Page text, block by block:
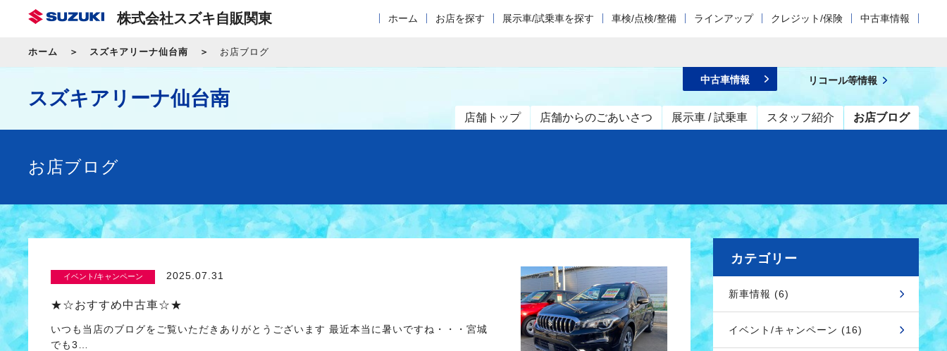
株式会社スズキ自販関東 ホーム お店を探す 展示車/試乗車を探す 車検/点検/整備 ラインアップ クレジット/保険 中古車情報
ホーム スズキアリーナ仙台南 お店ブログ
スズキアリーナ仙台南
店舗トップ 店舗からのごあいさつ 展示車 / 試乗車 スタッフ紹介 お店ブログ
中古車情報 リコール等情報
お店ブログ
イベント/キャンペーン 2025.07.31
★☆おすすめ中古車☆★
いつも当店のブログをご覧いただきありがとうございます 最近本当に暑いですね・・・宮城
でも3…
カテゴリー
新車情報 (6)
イベント/キャンペーン (16)